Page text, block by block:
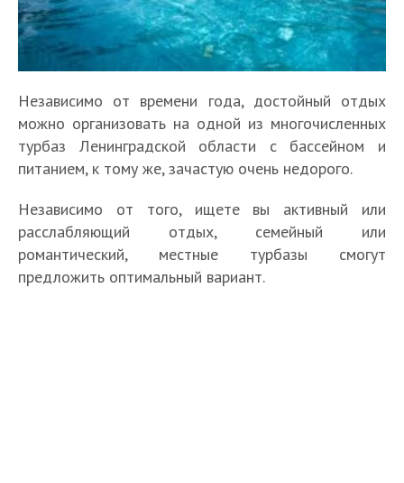
Независимо от времени года, достойный отдых
можно организовать на одной из многочисленных
турбаз Ленинградской области с бассейном и
питанием, к тому же, зачастую очень недорого.
Независимо от того, ищете вы активный или
расслабляющий отдых, семейный или
романтический, местные турбазы смогут
предложить оптимальный вариант.